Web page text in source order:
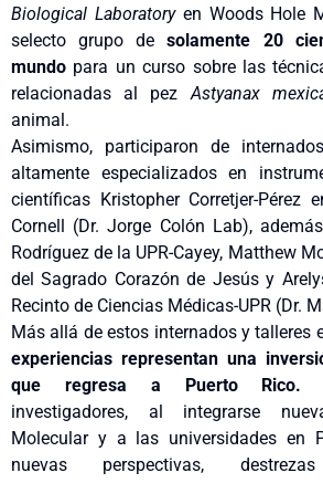
Biological Laboratoryen Woods Hole
selecto grupo desolamente 20
mundo para un curso sobre las
relacionadas al pez Astyanax
animal.
Asimismo, participaron de
altamente especializados en
científicas Kristopher Corretjer-Pérez
Cornell (Dr. Jorge Colón Lab),
Rodríguez de la UPR-Cayey, Matthew
del Sagrado Corazón de Jesús y
Recinto de Ciencias Médicas-UPR (Dr.
Más allá de estos internados y talleres
experiencias representan una
que regresa a Puerto Rico.
investigadores, al integrarse
Molecular y a las universidades en
nuevas perspectivas,